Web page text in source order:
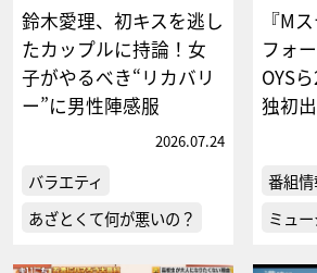
鈴木愛理、初キスを逃し
たカップルに持論！女
子がやるべき“リカバリ
ー”に男性陣感服
2026.07.24
バラエティ
あざとくて何が悪いの？
『M
フォ
OYS
独初
番組
ミュ